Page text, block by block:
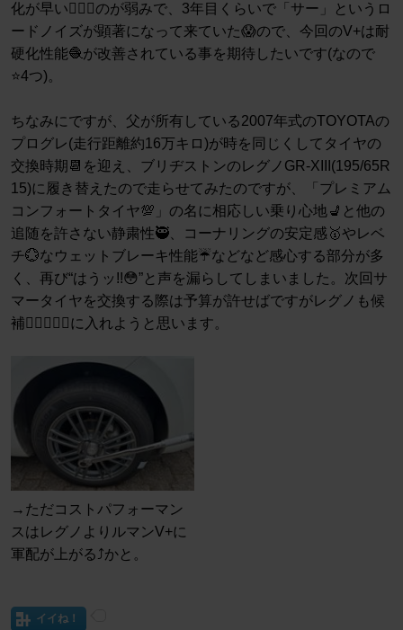
化が早い🤷🏻‍♂️のが弱みで、3年目くらいで「サー」というロ
ードノイズが顕著になって来ていた😱ので、今回のV+は耐
硬化性能🧶が改善されている事を期待したいです(なので
⭐️4つ)。
ちなみにですが、父が所有している2007年式のTOYOTAの
プログレ(走行距離約16万キロ)が時を同じくしてタイヤの
交換時期📆を迎え、ブリヂストンのレグノGR-XIII(195/65R
15)に履き替えたので走らせてみたのですが、「プレミアム
コンフォートタイヤ💯」の名に相応しい乗り心地💺と他の
追随を許さない静粛性🥷、コーナリングの安定感🥇やレベ
チ💮なウェットブレーキ性能☔️などなど感心する部分が多
く、再び“はうッ!!😳”と声を漏らしてしまいました。次回サ
マータイヤを交換する際は予算が許せばですがレグノも候
補👩🏻‍❤️‍👩🏼に入れようと思います。
→ただコストパフォーマン
スはレグノよりルマンV+に
軍配が上がる⤴️かと。
イイね！